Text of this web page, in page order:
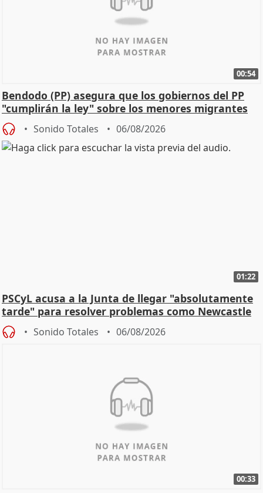
00:54
Bendodo (PP) asegura que los gobiernos del PP
"cumplirán la ley" sobre los menores migrantes
Sonido Totales 06/08/2026
01:22
PSCyL acusa a la Junta de llegar "absolutamente
tarde" para resolver problemas como Newcastle
Sonido Totales 06/08/2026
00:33